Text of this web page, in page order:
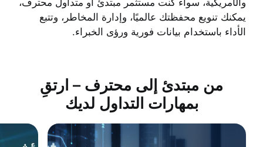
والأمريكية، سواء كنت مستثمر مبتدئ أو متداول محترف،
يمكنك تنويع محفظتك عالميًا، وإدارة المخاطر، وتتبع
الأداء باستخدام بيانات فورية ورؤى الخبراء.
من مبتدئ إلى محترف – ارتقِ
بمهارات التداول لديك
ما هي صناديق المؤشرات المتداولة؟ ما هي أشهر صناديق